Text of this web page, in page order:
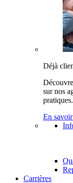
Déjà
sur nos
pratiques.
En
Carrières